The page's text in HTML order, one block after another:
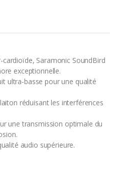
Saramonic SoundBird
exceptionnelle.
ultra-basse pour une qualité
réduisant les interférences
une transmission optimale du
audio supérieure.